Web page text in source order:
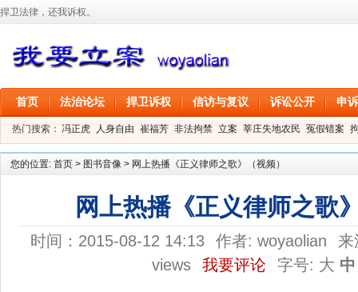
捍卫法律，还我诉权。
首页 法治论坛 捍卫诉权 信访与复议 诉讼公开 申
热门搜索： 冯正虎 人身自由 崔福芳 非法拘禁 立案 莘庄失地农民 冤假错案
叶剑 刑事拘留 信息公开 叶桂香
您的位置: 首页 > 图书音像 > 网上热播《正义律师之歌》（视频）
网上热播《正义律师之歌
时间：2015-08-12 14:13 作者: woyaolian
views
我要评论 字号: 大 中